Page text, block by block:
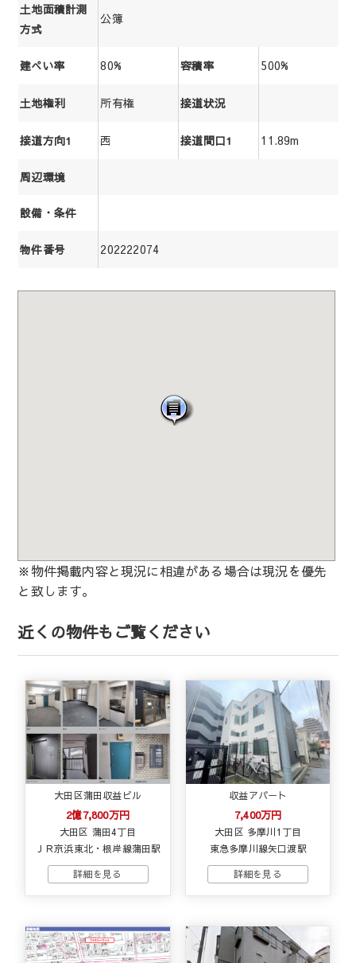
土地面積計測
方式
公簿
建ぺい率 80% 容積率 500%
土地権利 所有権 接道状況
接道方向1 西 接道間口1 11.89m
周辺環境
設備・条件
物件番号 202222074
※物件掲載内容と現況に相違がある場合は現況を優先
と致します。
近くの物件もご覧ください
大田区蒲田収益ビル
2億7,800万円
大田区 蒲田4丁目
ＪＲ京浜東北・根岸線蒲田駅
収益アパート
7,400万円
大田区 多摩川1丁目
東急多摩川線矢口渡駅